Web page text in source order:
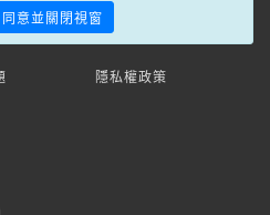
86號9樓之7
同意並關閉視窗
隱私權政策